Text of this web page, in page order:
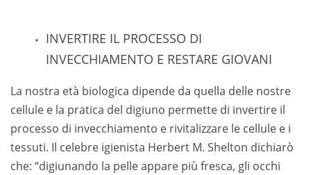
INVERTIRE IL PROCESSO DI
INVECCHIAMENTO E RESTARE GIOVANI
La nostra età biologica dipende da quella delle nostre
cellule e la pratica del digiuno permette di invertire il
processo di invecchiamento e rivitalizzare le cellule e i
tessuti. Il celebre igienista Herbert M. Shelton dichiarò
che: “digiunando la pelle appare più fresca, gli occhi